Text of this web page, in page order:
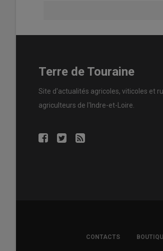
Terre de Touraine
Site d'actualités agricoles, viticoles et
agriculteurs de l'Indre-et-Loire.
COPYRIGHTCONTACTS